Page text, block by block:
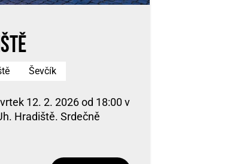
Ševčík
12. 2. 2026 od 18:00 v
Hradiště. Srdečně